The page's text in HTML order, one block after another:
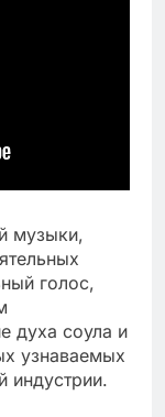
музыки,
голос,
духа соула и
узнаваемых
индустрии.